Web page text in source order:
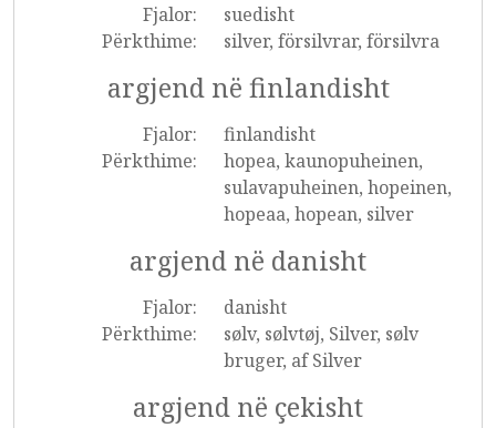
Fjalor:
suedisht
Përkthime:
silver, försilvrar, försilvra
argjend në finlandisht
Fjalor:
finlandisht
Përkthime:
hopea, kaunopuheinen,
sulavapuheinen, hopeinen,
hopeaa, hopean, silver
argjend në danisht
Fjalor:
danisht
Përkthime:
sølv, sølvtøj, Silver, sølv
bruger, af Silver
argjend në çekisht